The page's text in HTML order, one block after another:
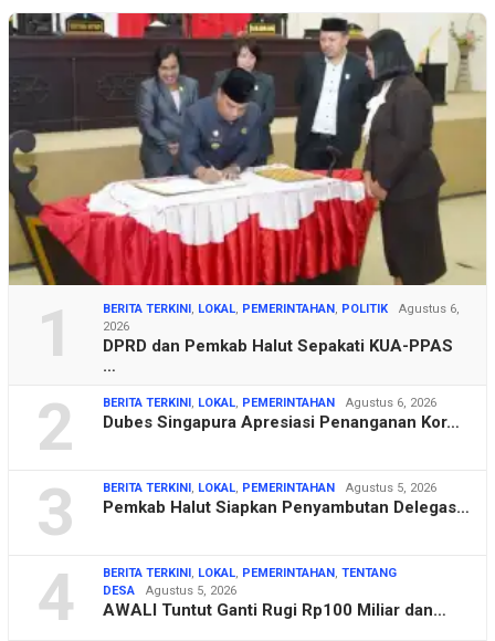
1 BERITA TERKINI, LOKAL, PEMERINTAHAN, POLITIK
Agustus 6,
2026
DPRD dan Pemkab Halut Sepakati KUA-PPAS
…
2 BERITA TERKINI, LOKAL, PEMERINTAHAN Agustus 6, 2026
Dubes Singapura Apresiasi Penanganan Kor…
3 BERITA TERKINI, LOKAL, PEMERINTAHAN Agustus 5, 2026
Pemkab Halut Siapkan Penyambutan Delegas…
4 BERITA TERKINI, LOKAL, PEMERINTAHAN, TENTANG
DESA
Agustus 5, 2026
AWALI Tuntut Ganti Rugi Rp100 Miliar dan…